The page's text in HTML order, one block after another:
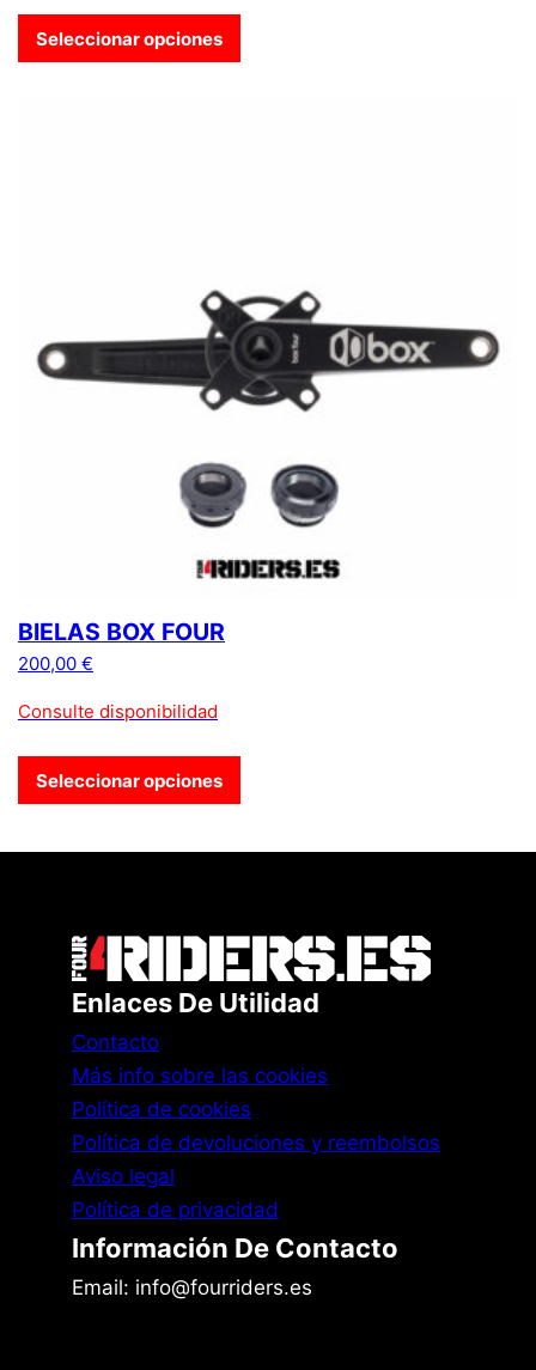
Seleccionar opciones
BIELAS BOX FOUR
200,00 €
Consulte disponibilidad
Seleccionar opciones
Enlaces De Utilidad
Contacto
Más info sobre las cookies
Política de cookies
Política de devoluciones y reembolsos
Aviso legal
Política de privacidad
Información De Contacto
Email: info@fourriders.es